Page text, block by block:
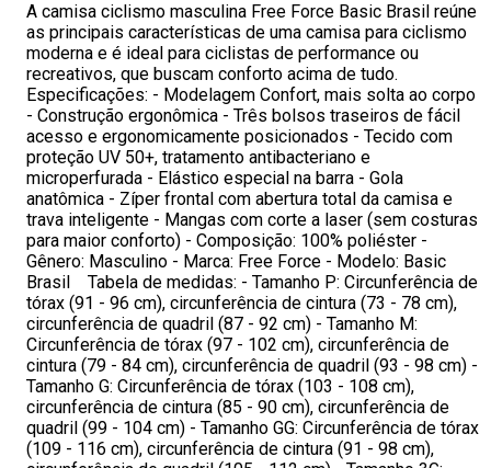
A camisa ciclismo masculina Free Force Basic Brasil reúne
as principais características de uma camisa para ciclismo
moderna e é ideal para ciclistas de performance ou
recreativos, que buscam conforto acima de tudo.
Especificações: - Modelagem Confort, mais solta ao corpo
- Construção ergonômica - Três bolsos traseiros de fácil
acesso e ergonomicamente posicionados - Tecido com
proteção UV 50+, tratamento antibacteriano e
microperfurada - Elástico especial na barra - Gola
anatômica - Zíper frontal com abertura total da camisa e
trava inteligente - Mangas com corte a laser (sem costuras
para maior conforto) - Composição: 100% poliéster -
Gênero: Masculino - Marca: Free Force - Modelo: Basic
Brasil Tabela de medidas: - Tamanho P: Circunferência de
tórax (91 - 96 cm), circunferência de cintura (73 - 78 cm),
circunferência de quadril (87 - 92 cm) - Tamanho M:
Circunferência de tórax (97 - 102 cm), circunferência de
cintura (79 - 84 cm), circunferência de quadril (93 - 98 cm) -
Tamanho G: Circunferência de tórax (103 - 108 cm),
circunferência de cintura (85 - 90 cm), circunferência de
quadril (99 - 104 cm) - Tamanho GG: Circunferência de tórax
(109 - 116 cm), circunferência de cintura (91 - 98 cm),